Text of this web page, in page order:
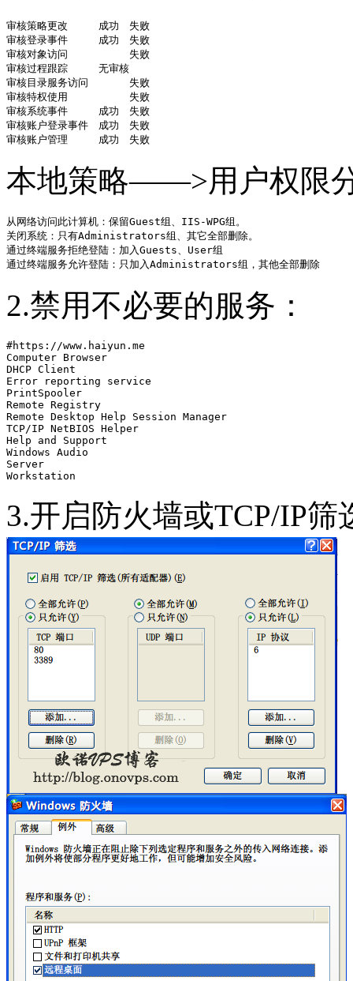
审核策略更改　　　成功　失败
审核登录事件　　　成功　失败
审核对象访问　　　　　　失败
审核过程跟踪　　　无审核
审核目录服务访问　　　　失败
审核特权使用　　　　　　失败
审核系统事件　　　成功　失败
审核账户登录事件　成功　失败
审核账户管理　　　成功　失败
本地策略——>用户权限
从网络访问此计算机：保留Guest组、IIS-WPG组。
关闭系统：只有Administrators组、其它全部删除。
通过终端服务拒绝登陆：加入Guests、User组
通过终端服务允许登陆：只加入Administrators组，其他全部删除
2.禁用不必要的服务：
#https://www.haiyun.me
Computer Browser
DHCP Client
Error reporting service
PrintSpooler
Remote Registry
Remote Desktop Help Session Manager
TCP/IP NetBIOS Helper
Help and Support
Windows Audio
Server
Workstation
3.开启防火墙或TCP/IP筛